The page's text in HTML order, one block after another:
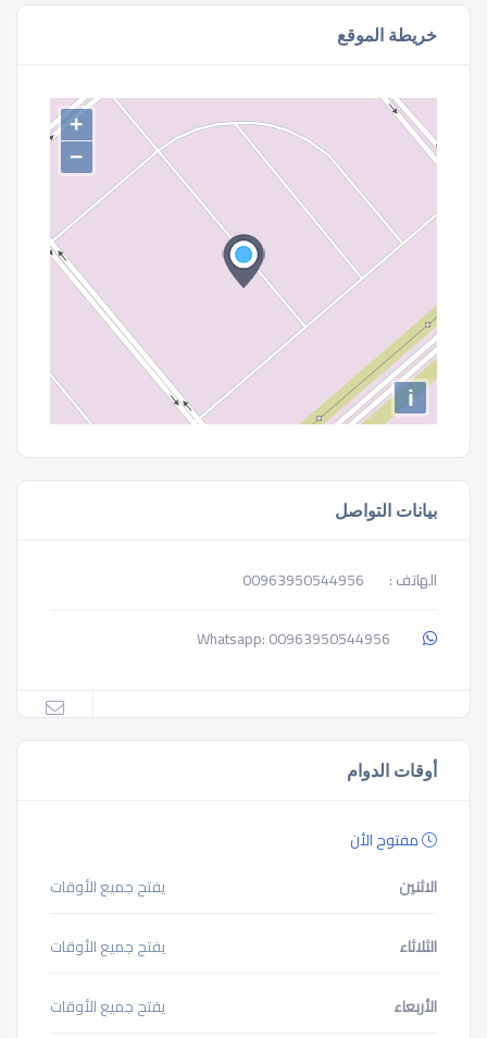
خريطة الموقع
+
−
i
بيانات التواصل
الهاتف : 00963950544956
00963950544956
أوقات الدوام
مفتوح الأن
الاثنين
يفتح جميع الأوقات
الثلاثاء يفتح جميع الأوقات
الأربعاء يفتح جميع الأوقات